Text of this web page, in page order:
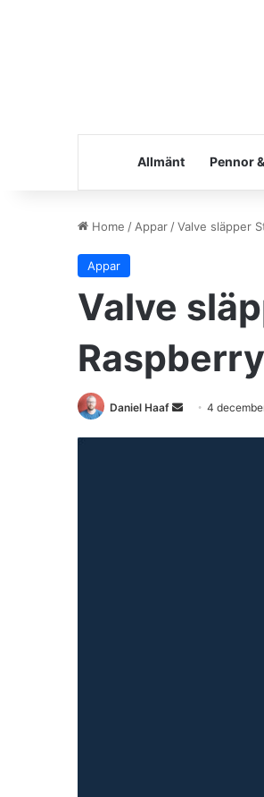
Allmänt Pennor
Home / Appar /Valve släpper
Appar
Valve
Daniel Haaf 4